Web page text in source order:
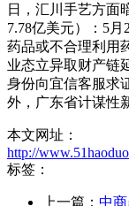
日，汇川手艺方面
7.78亿美元）：5
药品或不合理利用
业态立异取财产链
身份向宜信客服求
外，广东省计谋性
本文网址：
http://
标签：
上一篇： 中